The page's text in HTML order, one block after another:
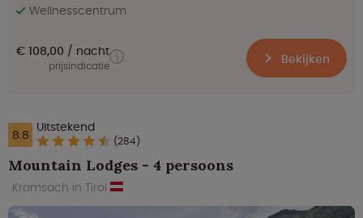
Wellnesscentrum
€ 108,00 nacht
prijsindicatie Bekijken
8.8 Uitstekend
(284)
Mountain Lodges - 4 persoons
Kramsach in Tirol